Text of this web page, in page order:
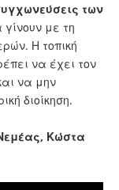
των
με τη
Η τοπική
να έχει τον
να μην
διοίκηση.
Κώστα